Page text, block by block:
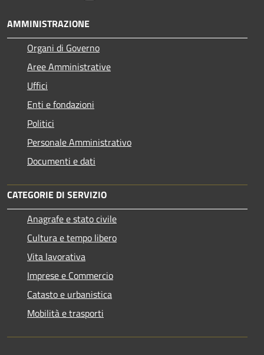
AMMINISTRAZIONE
Organi di Governo
Aree Amministrative
Uffici
Enti e fondazioni
Politici
Personale Amministrativo
Documenti e dati
CATEGORIE DI SERVIZIO
Anagrafe e stato civile
Cultura e tempo libero
Vita lavorativa
Imprese e Commercio
Catasto e urbanistica
Mobilità e trasporti